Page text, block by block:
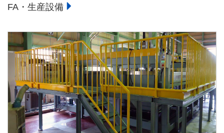
FA・生産設備